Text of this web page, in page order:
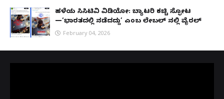
ಹಳೆಯ ಸಿಸಿಟಿವಿ ವಿಡಿಯೋ: ಬ್ಯಾಟರಿ ಕಚ್ಚಿ ಸ್ಫೋಟ
—‘ಭಾರತದಲ್ಲಿ ನಡೆದದ್ದು’ ಎಂಬ ಲೇಬಲ್ ನಲ್ಲಿ ವೈರಲ್
February 04, 2026